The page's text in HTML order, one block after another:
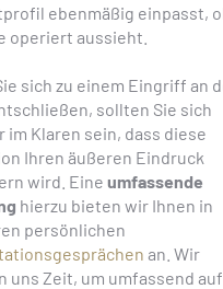
ebenmäßig einpasst,
operiert aussieht.
sich zu einem Eingriff an
sollten Sie sich
im Klaren sein, dass diese
Ihren äußeren Eindruck
wird. Eine umfassende
hierzu bieten wir Ihnen in
persönlichen
an. Wir
uns Zeit, um umfassend